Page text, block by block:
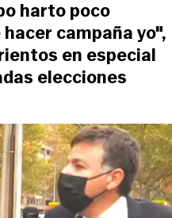
harto poco
campaña yo",
en especial
elecciones